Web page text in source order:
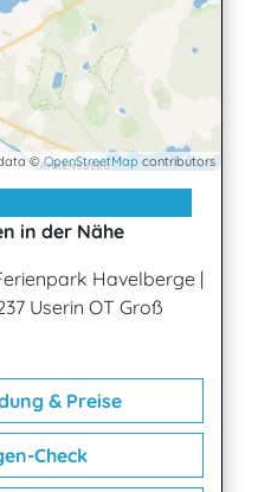
©OpenStreetMap contributors
in der Nähe
Havelberge |
Userin OT Groß
& Preise
Check